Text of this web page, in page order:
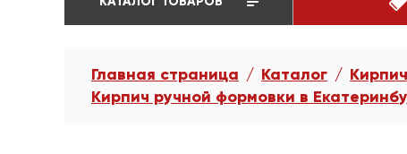
Главная страница Каталог
Кирпич ручной формовки в